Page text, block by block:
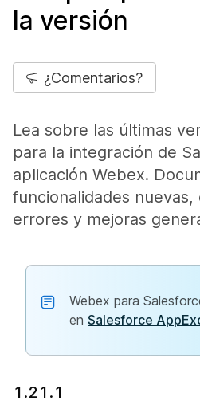
la versión
¿Comentarios?
Lea sobre las últimas
para la integración de
aplicación Webex.
funcionalidades
errores y mejoras
Webex para
en Salesforce
1.21.1